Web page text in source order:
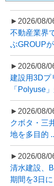
►2026/08/
不動産業界
ぶGROUP
►2026/08/
建設用3Dプ
「Polyuse
►2026/08/
クボタ・三
地を多目的
►2026/08/
清水建設、
期間を3日に